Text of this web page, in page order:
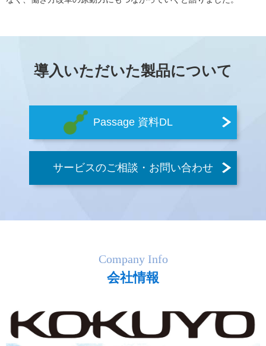
導入いただいた製品について
Passage 資料DL
サービスのご相談・お問い合わせ
Company Info
会社情報